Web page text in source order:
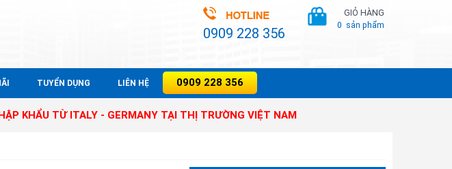
0909 228 356
GIỎ HÀNG
0 sản phẩm
TUYỂN DỤNG LIÊN HỆ 0909 228 356
ITALY - GERMANY TẠI THỊ TRƯỜNG VIỆT NAM